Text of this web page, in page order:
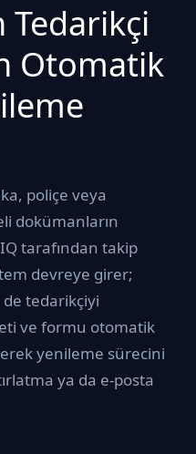
Tedarikçi
Otomatik
poliçe veya
dokümanların
tarafından takip
devreye girer;
tedarikçiyi
ve formu otomatik
yenileme sürecini
ya da e-posta